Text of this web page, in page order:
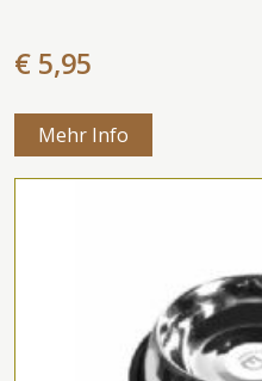
€ 5,95
Mehr Info